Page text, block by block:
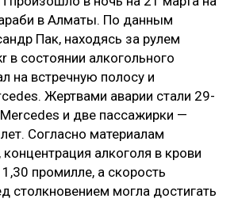
в Алматы. По данным
Пак, находясь за рулем
в состоянии алкогольного
на встречную полосу и
Жертвами аварии стали 29-
и две пассажирки —
Согласно материалам
алкоголя в крови
промилле, а скорость
столкновением могла достигать